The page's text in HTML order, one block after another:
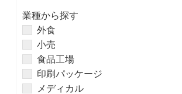
業種から探す
外食
小売
食品工場
印刷パッケージ
メディカル